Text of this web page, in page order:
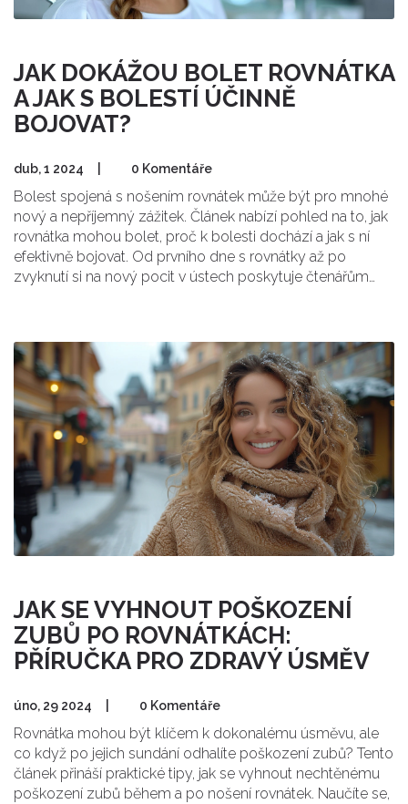
JAK DOKÁŽOU BOLET ROVNÁTKA
A JAK S BOLESTÍ ÚČINNĚ
BOJOVAT?
dub, 1 2024 0 Komentáře
Bolest spojená s nošením rovnátek může být pro mnohé
nový a nepříjemný zážitek. Článek nabízí pohled na to, jak
rovnátka mohou bolet, proč k bolesti dochází a jak s ní
efektivně bojovat. Od prvního dne s rovnátky až po
zvyknutí si na nový pocit v ústech poskytuje čtenářům
JAK SE VYHNOUT POŠKOZENÍ
ZUBŮ PO ROVNÁTKÁCH:
PŘÍRUČKA PRO ZDRAVÝ ÚSMĚV
úno, 29 2024 0 Komentáře
Rovnátka mohou být klíčem k dokonalému úsměvu, ale
co když po jejich sundání odhalíte poškození zubů? Tento
článek přináší praktické tipy, jak se vyhnout nechtěnému
poškození zubů během a po nošení rovnátek. Naučíte se,